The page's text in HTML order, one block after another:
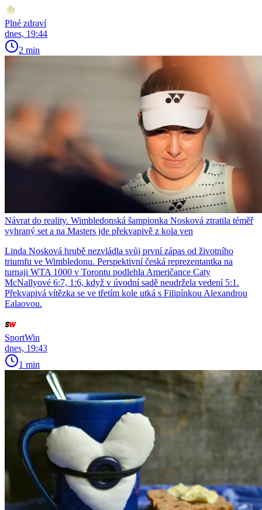
Plné zdraví
dnes, 19:44
2 min
Návrat do reality. Wimbledonská šampionka Nosková ztratila téměř
vyhraný set a na Masters jde překvapivě z kola ven
Linda Nosková hrubě nezvládla svůj první zápas od životního
triumfu ve Wimbledonu. Perspektivní česká reprezentantka na
turnaji WTA 1000 v Torontu podlehla Američance Caty
McNallyové 6:7, 1:6, když v úvodní sadě neudržela vedení 5:1.
Překvapivá vítězka se ve třetím kole utká s Filipínkou Alexandrou
Ealaovou.
SportWin
dnes, 19:43
1 min